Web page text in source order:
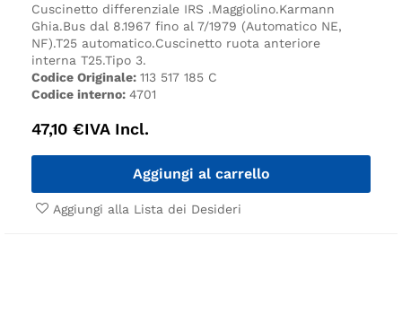
Cuscinetto differenziale IRS .Maggiolino.Karmann
Ghia.Bus dal 8.1967 fino al 7/1979 (Automatico NE,
NF).T25 automatico.Cuscinetto ruota anteriore
interna T25.Tipo 3.
Codice Originale: 113 517 185 C
Codice interno: 4701
47,10 €IVA Incl.
Aggiungi al carrello
Aggiungi alla Lista dei Desideri